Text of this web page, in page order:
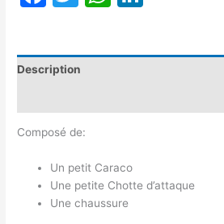
Description
Composé de:
Un petit Caraco
Une petite Chotte d’attaque
Une chaussure